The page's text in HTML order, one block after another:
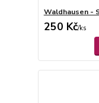
Waldhausen -
250 Kč/ks